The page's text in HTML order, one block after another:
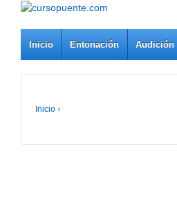
Inicio Entonación Audición
Inicio ›